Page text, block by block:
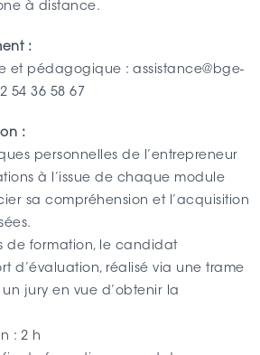
à distance.
:
et pédagogique : assistance@bge-
54 36 58 67
:
personnelles de l’entrepreneur
à l’issue de chaque module
sa compréhension et l’acquisition
de formation, le candidat
d’évaluation, réalisé via une trame
jury en vue d’obtenir la
: 2 h